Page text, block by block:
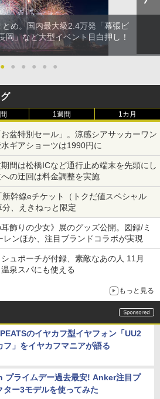
め。国内最大級2.4万発「幕張ビ
岡」など大型イベント目白押し！
● ● ● ● ● ●
1週間 1カ月
盆特別セール」。涼感シアサッカーワン
ギアショーツは1990円に
間は松橋ICなど通行止め端末を先頭にし
の迂回は料金調整を実施
幹線eチケット（トクだ値スペシャル
、えきねっと限定
飾りの少女》展のグッズ公開。図録/ミ
レンほか、注目ブランドコラボが実現
シュポーチが付録、素敵なあの人 11月
泉スパにも使える
もっと見る
のイヤカフ型イヤフォン「UU2
フ」をイヤカフマニアが語る
プライムデー過去最安! Anker注目プ
ター3モデルを使ってみた